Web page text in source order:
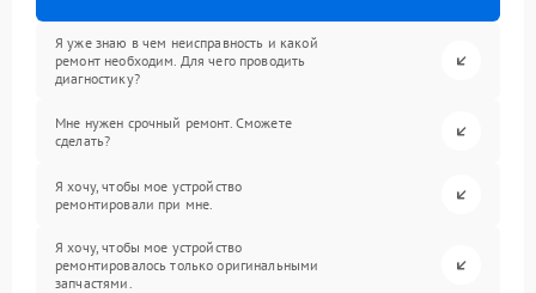
Я уже знаю в чем неисправность и какой
ремонт необходим. Для чего проводить
диагностику?
Мне нужен срочный ремонт. Сможете
сделать?
Я хочу, чтобы мое устройство
ремонтировали при мне.
Я хочу, чтобы мое устройство
ремонтировалось только оригинальными
запчастями.